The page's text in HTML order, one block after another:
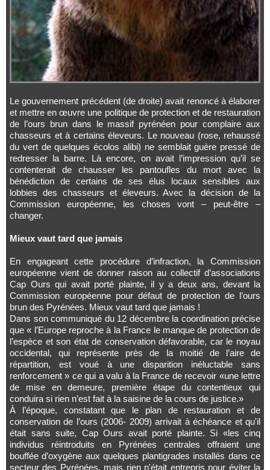
Le gouvernement précédent (de droite) avait renoncé à élaborer
et mettre en œuvre une politique de protection et de restauration
de l’ours brun dans le massif pyrénéen pour complaire aux
chasseurs et à certains éleveurs. Le nouveau (rose, rehaussé
du vert de quelques écolos alibi) ne semblait guère pressé de
redresser la barre. Là encore, on avait l’impression qu’il se
contenterait de chausser les pantoufles du mort avec la
bénédiction de certains de ses élus locaux sensibles aux
lobbies des chasseurs et éleveurs. Avec la décision de la
Commission européenne, les choses vont – peut-être –
changer.
Mieux vaut tard que jamais
En engageant cette procédure d’infraction, la Commission
européenne vient de donner raison au collectif d’associations
Cap Ours qui avait porté plainte, il y a deux ans, devant la
Commission européenne pour défaut de protection de l’ours
brun des Pyrénées. Mieux vaut tard que jamais !
Dans son communiqué du 12 décembre la coordination précise
que « l’Europe reproche à la France le manque de protection de
l’espèce et son état de conservation défavorable, car le noyau
occidental, qui représente près de la moitié de l’aire de
répartition, est voué à une disparition inéluctable sans
renforcement » ce qui a valu à la France de recevoir «une lettre
de mise en demeure, première étape du contentieux qui
conduira si rien n’est fait à la saisine de la cours de justice.»
À l’époque, constatant que le plan de restauration et de
conservation de l’ours (2006- 2009) arrivait à échéance et qu'il
était sans suite, Cap Ours avait porté plainte. Si «les cinq
individus réintroduits en Pyrénées centrales offraient une
bouffée d’oxygène aux quelques plantigrades installés dans ce
secteur des Pyrénées, mais rien n'était entrepris pour éviter la